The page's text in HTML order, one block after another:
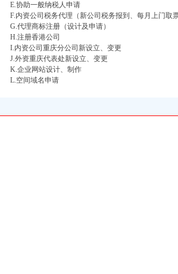
,海
济网——国
E.协助一般纳税人申请
F.内资公司税务代理（新公司税务报到、每月上门取
G.代理商标注册（设计及申请）
H.注册香港公司
I.内资公司重庆分公司新设立、变更
J.外资重庆代表处新设立、变更
K.企业网站设计、制作
L.空间域名申请